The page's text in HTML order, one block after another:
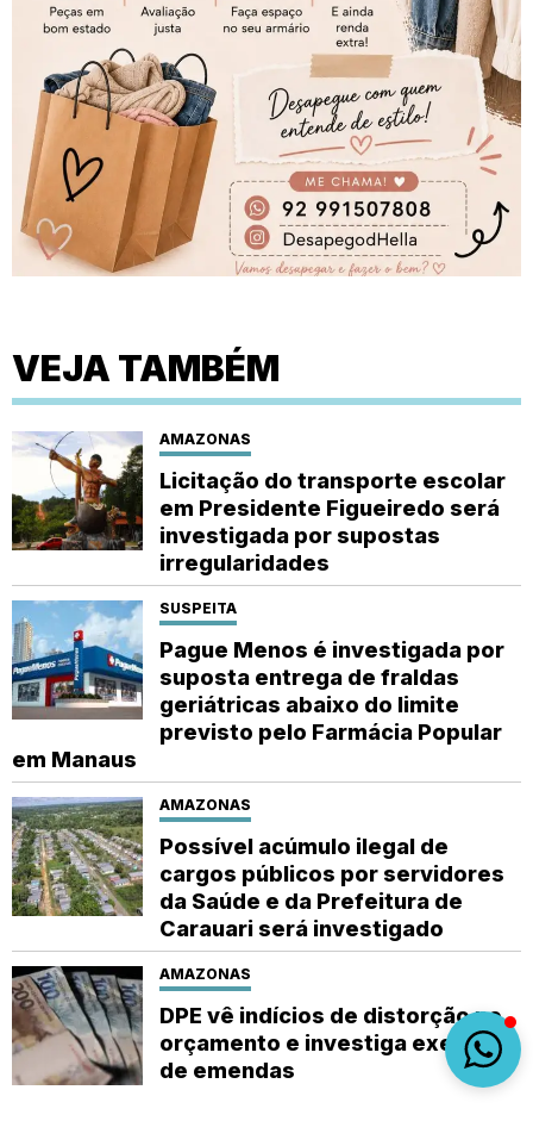
VEJA TAMBÉM
AMAZONAS
Licitação do transporte escolar
em Presidente Figueiredo será
investigada por supostas
irregularidades
SUSPEITA
Pague Menos é investigada por
suposta entrega de fraldas
geriátricas abaixo do limite
previsto pelo Farmácia Popular
em Manaus
AMAZONAS
Possível acúmulo ilegal de
cargos públicos por servidores
da Saúde e da Prefeitura de
Carauari será investigado
AMAZONAS
DPE vê indícios de distorção no
orçamento e investiga execução
de emendas